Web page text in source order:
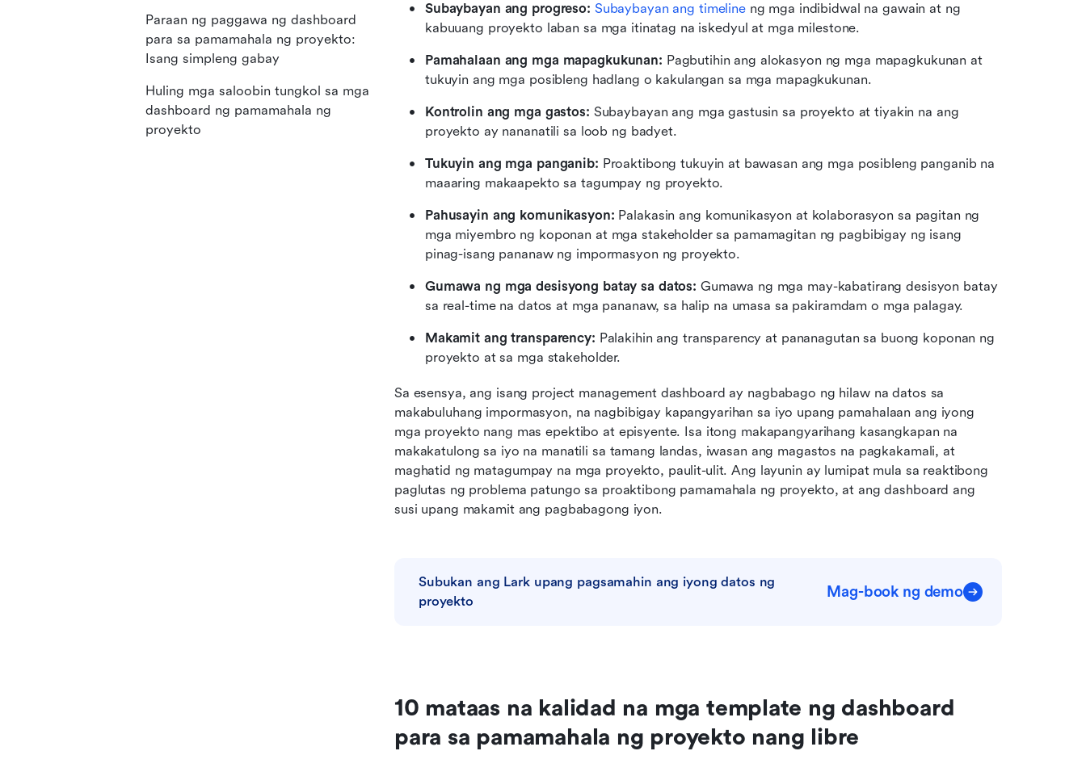
Subaybayan ang progreso: Subaybayan ang timeline ng mga indibidwal na gawain at ng
kabuuang proyekto laban sa mga itinatag na iskedyul at mga milestone.
Pamahalaan ang mga mapagkukunan: Pagbutihin ang alokasyon ng mga mapagkukunan at
tukuyin ang mga posibleng hadlang o kakulangan sa mga mapagkukunan.
Kontrolin ang mga gastos: Subaybayan ang mga gastusin sa proyekto at tiyakin na ang
proyekto ay nananatili sa loob ng badyet.
Tukuyin ang mga panganib: Proaktibong tukuyin at bawasan ang mga posibleng panganib na
maaaring makaapekto sa tagumpay ng proyekto.
Pahusayin ang komunikasyon: Palakasin ang komunikasyon at kolaborasyon sa pagitan ng
mga miyembro ng koponan at mga stakeholder sa pamamagitan ng pagbibigay ng isang
pinag-isang pananaw ng impormasyon ng proyekto.
Gumawa ng mga desisyong batay sa datos: Gumawa ng mga may-kabatirang desisyon batay
sa real-time na datos at mga pananaw, sa halip na umasa sa pakiramdam o mga palagay.
Makamit ang transparency: Palakihin ang transparency at pananagutan sa buong koponan ng
proyekto at sa mga stakeholder.
Sa esensya, ang isang project management dashboard ay nagbabago ng hilaw na datos sa
makabuluhang impormasyon, na nagbibigay kapangyarihan sa iyo upang pamahalaan ang iyong
mga proyekto nang mas epektibo at episyente. Isa itong makapangyarihang kasangkapan na
makakatulong sa iyo na manatili sa tamang landas, iwasan ang magastos na pagkakamali, at
maghatid ng matagumpay na mga proyekto, paulit-ulit. Ang layunin ay lumipat mula sa reaktibong
paglutas ng problema patungo sa proaktibong pamamahala ng proyekto, at ang dashboard ang
susi upang makamit ang pagbabagong iyon.
Subukan ang Lark upang pagsamahin ang iyong datos ng
proyekto
Mag-book ng demo
10 mataas na kalidad na mga template ng dashboard
para sa pamamahala ng proyekto nang libre
Paraan ng paggawa ng dashboard
para sa pamamahala ng proyekto:
Isang simpleng gabay
Huling mga saloobin tungkol sa mga
dashboard ng pamamahala ng
proyekto